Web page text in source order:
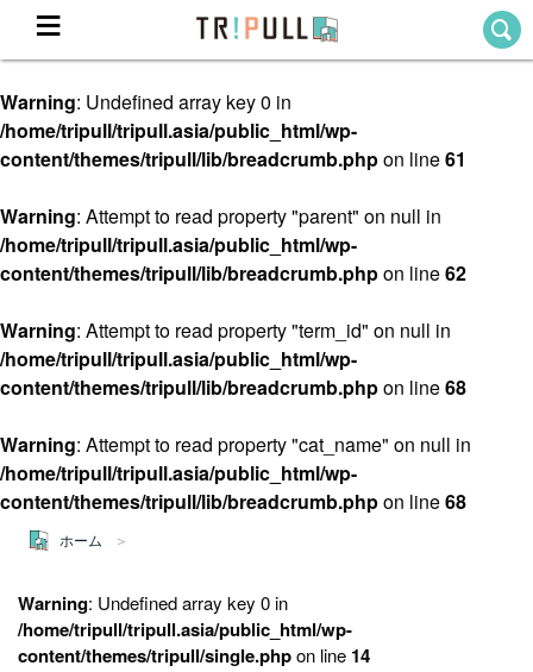
ホーム
Theme
テーマから探す
TRIPULLブログ
About
私たちについて
Warning: Undefined array key 0 in
/home/tripull/tripull.asia/public_html/wp-
content/themes/tripull/lib/breadcrumb.phpon line61
Warning: Attempt to read property "parent" on null in
/home/tripull/tripull.asia/public_html/wp-
content/themes/tripull/lib/breadcrumb.phpon line62
Warning: Attempt to read property "term_id" on null in
/home/tripull/tripull.asia/public_html/wp-
content/themes/tripull/lib/breadcrumb.phpon line68
Warning: Attempt to read property "cat_name" on null in
/home/tripull/tripull.asia/public_html/wp-
content/themes/tripull/lib/breadcrumb.phpon line68
ホーム
Warning: Undefined array key 0 in
/home/tripull/tripull.asia/public_html/wp-
content/themes/tripull/single.phpon line 14